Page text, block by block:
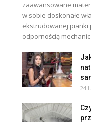
zaawansowane
w sobie doskonałe
ekstrudowanej pianki
odpornością
24